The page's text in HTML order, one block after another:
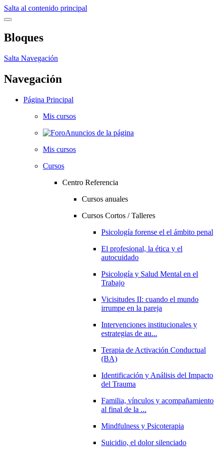
Salta al contenido principal
Bloques
Salta Navegación
Navegación
Página Principal
Mis cursos
Anuncios de la página
Mis cursos
Cursos
Centro Referencia
Cursos anuales
Cursos Cortos / Talleres
Psicología forense el el ámbito penal
El profesional, la ética y el
autocuidado
Psicología y Salud Mental en el
Trabajo
Vicisitudes II: cuando el mundo
irrumpe en la pareja
Intervenciones institucionales y
estrategias de au...
Terapia de Activación Conductual
(BA)
Identificación y Análisis del Impacto
del Trauma
Familia, vínculos y acompañamiento
al final de la ...
Mindfulness y Psicoterapia
Suicidio, el dolor silenciado